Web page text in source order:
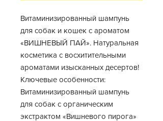
Витаминизированный шампунь
для собак и кошек с ароматом
«ВИШНЕВЫЙ ПАЙ». Натуральная
косметика с восхитительными
ароматами изысканных десертов!
Ключевые особенности:
Витаминизированный шампунь
для собак с органическим
экстрактом «Вишневого пирога»